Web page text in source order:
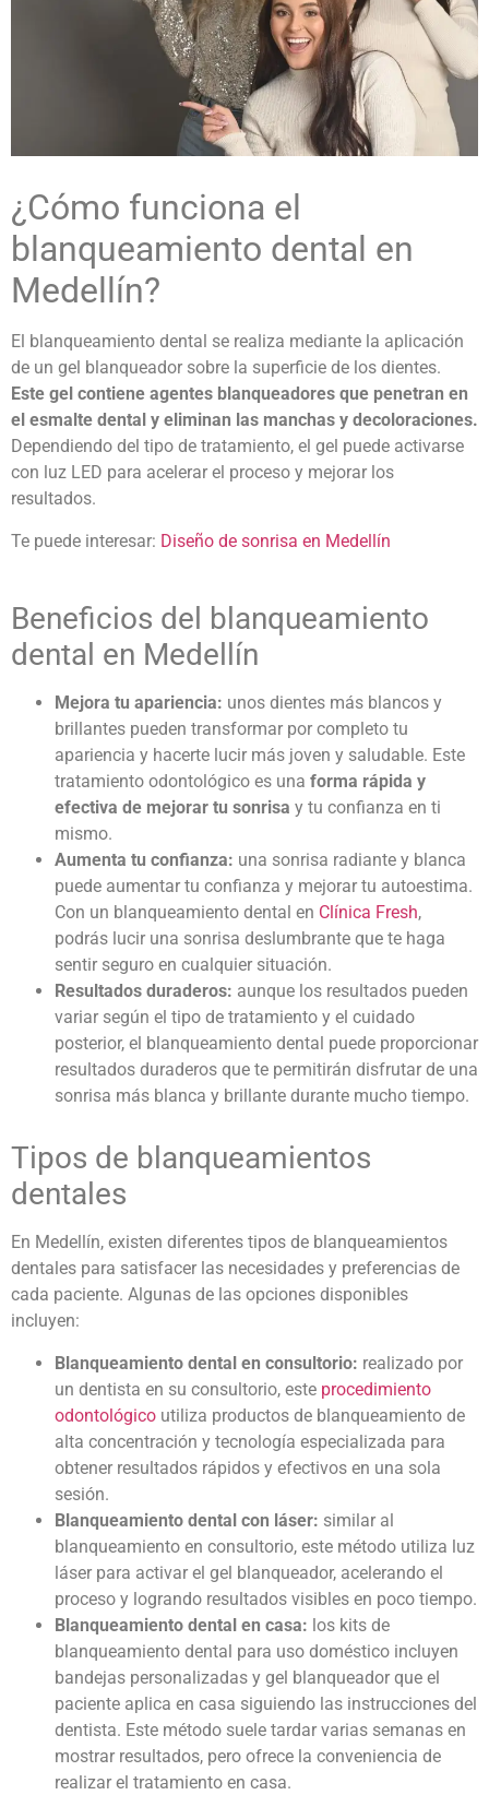
¿Cómo funciona el
blanqueamiento dental en
Medellín?
El blanqueamiento dental se realiza mediante la aplicación
de un gel blanqueador sobre la superficie de los dientes.
Este gel contiene agentes blanqueadores que penetran en
el esmalte dental y eliminan las manchas y decoloraciones.
Dependiendo del tipo de tratamiento, el gel puede activarse
con luz LED para acelerar el proceso y mejorar los
resultados.
Te puede interesar: Diseño de sonrisa en Medellín
Beneficios del blanqueamiento
dental en Medellín
Mejora tu apariencia: unos dientes más blancos y
brillantes pueden transformar por completo tu
apariencia y hacerte lucir más joven y saludable. Este
tratamiento odontológico es una forma rápida y
efectiva de mejorar tu sonrisa y tu confianza en ti
mismo.
Aumenta tu confianza: una sonrisa radiante y blanca
puede aumentar tu confianza y mejorar tu autoestima.
Con un blanqueamiento dental en Clínica Fresh,
podrás lucir una sonrisa deslumbrante que te haga
sentir seguro en cualquier situación.
Resultados duraderos: aunque los resultados pueden
variar según el tipo de tratamiento y el cuidado
posterior, el blanqueamiento dental puede proporcionar
resultados duraderos que te permitirán disfrutar de una
sonrisa más blanca y brillante durante mucho tiempo.
Tipos de blanqueamientos
dentales
En Medellín, existen diferentes tipos de blanqueamientos
dentales para satisfacer las necesidades y preferencias de
cada paciente. Algunas de las opciones disponibles
incluyen:
Blanqueamiento dental en consultorio: realizado por
un dentista en su consultorio, este procedimiento
odontológico utiliza productos de blanqueamiento de
alta concentración y tecnología especializada para
obtener resultados rápidos y efectivos en una sola
sesión.
Blanqueamiento dental con láser: similar al
blanqueamiento en consultorio, este método utiliza luz
láser para activar el gel blanqueador, acelerando el
proceso y logrando resultados visibles en poco tiempo.
Blanqueamiento dental en casa: los kits de
blanqueamiento dental para uso doméstico incluyen
bandejas personalizadas y gel blanqueador que el
paciente aplica en casa siguiendo las instrucciones del
dentista. Este método suele tardar varias semanas en
mostrar resultados, pero ofrece la conveniencia de
realizar el tratamiento en casa.